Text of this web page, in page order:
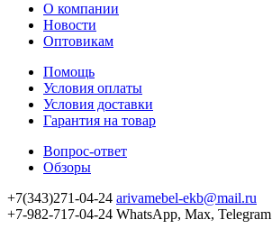
О компании
Новости
Оптовикам
Помощь
Условия оплаты
Условия доставки
Гарантия на товар
Вопрос-ответ
Обзоры
+7(343)271-04-24 arivamebel-ekb@mail.ru
+7-982-717-04-24 WhatsApp, Max, Telegram